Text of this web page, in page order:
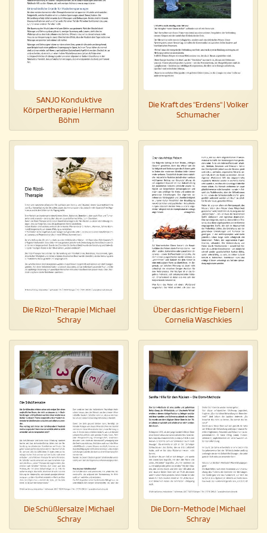
SANJO Konduktive
Körpertherapie | Hermann
Böhm
Die Kraft des "Erdens" | Volker
Schumacher
Die Rizol-Therapie | Michael
Schray
Über das richtige Fiebern |
Cornelia Waschkies
Die Schüßlersalze | Michael
Schray
Die Dorn-Methode | Michael
Schray